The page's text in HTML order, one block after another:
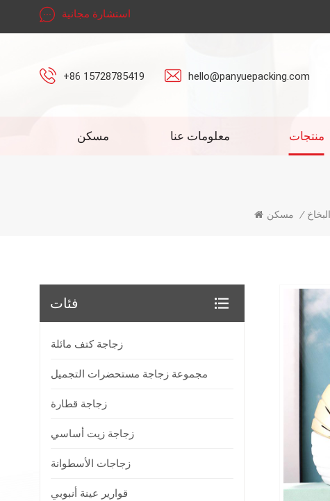
استشارة مجانية
+86 15728785419 hello@panyuepacking.com
مسكن معلومات عنا منتجات
مسكن /
فئات
زجاجة كتف مائلة
مجموعة زجاجة مستحضرات التجميل
زجاجة قطارة
زجاجة زيت أساسي
زجاجات الأسطوانة
قوارير عينة أنبوبي